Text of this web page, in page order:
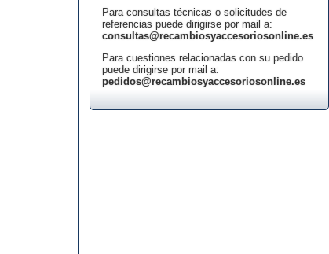
Para consultas técnicas o solicitudes de
referencias puede dirigirse por mail a:
consultas@recambiosyaccesoriosonline.es
Para cuestiones relacionadas con su pedido
puede dirigirse por mail a:
pedidos@recambiosyaccesoriosonline.es